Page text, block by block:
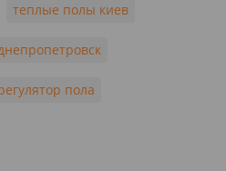
теплые полы киев
пола